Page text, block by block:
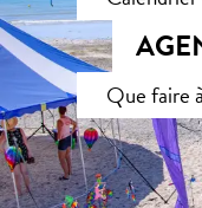
Que faire